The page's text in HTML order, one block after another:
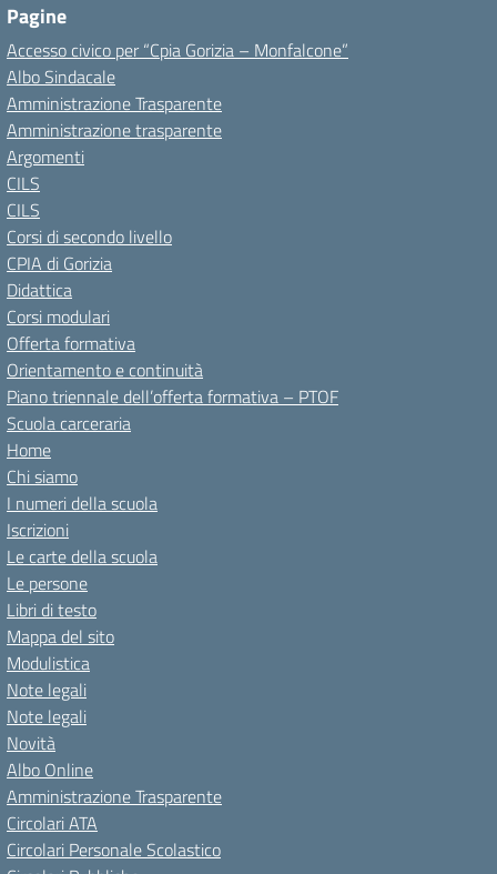
Pagine
Accesso civico per “Cpia Gorizia – Monfalcone”
Albo Sindacale
Amministrazione Trasparente
Amministrazione trasparente
Argomenti
CILS
CILS
Corsi di secondo livello
CPIA di Gorizia
Didattica
Corsi modulari
Offerta formativa
Orientamento e continuità
Piano triennale dell’offerta formativa – PTOF
Scuola carceraria
Home
Chi siamo
I numeri della scuola
Iscrizioni
Le carte della scuola
Le persone
Libri di testo
Mappa del sito
Modulistica
Note legali
Note legali
Novità
Albo Online
Amministrazione Trasparente
Circolari ATA
Circolari Personale Scolastico